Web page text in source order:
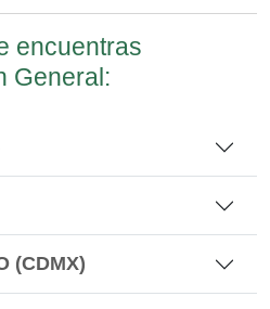
encuentras
General:
(CDMX)